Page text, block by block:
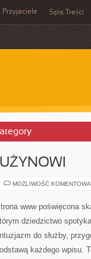
Przyjaciele Spis Treści
MOŻLIWOŚĆ
www poświęcona
dziedzictwo
do służby,
każdego wpisu.